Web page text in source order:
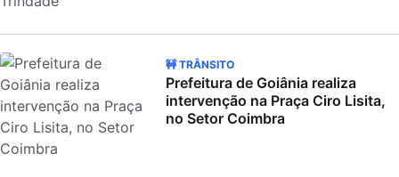
🚧 TRÂNSITO
Prefeitura de Goiânia realiza
intervenção na Praça Ciro Lisita,
no Setor Coimbra